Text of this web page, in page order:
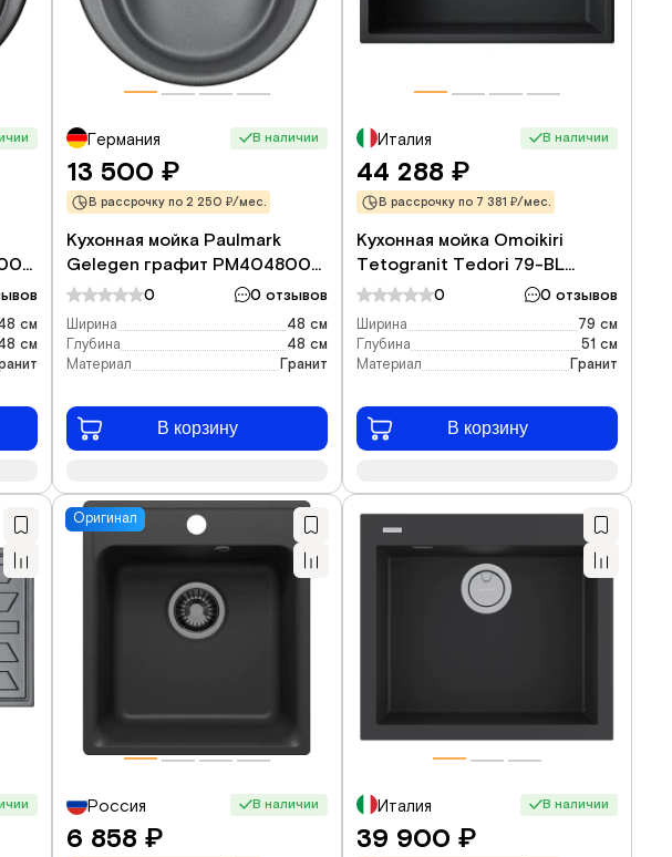
см
см
Германия В наличии
13 500 ₽
В рассрочку по 2 250 ₽/мес.
Кухонная мойка Paulmark
Gelegen графит PM404800-
DG
0 0 отзывов
Ширина
48 см
Глубина
48 см
Материал
Гранит
В корзину
Италия В наличии
44 288 ₽
В рассрочку по 7 381 ₽/мес.
Кухонная мойка Omoikiri
Tetogranit Tedori 79-BL
4993948 79x51 см, черный
0 0 отзывов
Ширина
79 см
Глубина
51 см
Материал
Гранит
В корзину
Оригинал
Россия В наличии
6 858 ₽
Италия В наличии
39 900 ₽